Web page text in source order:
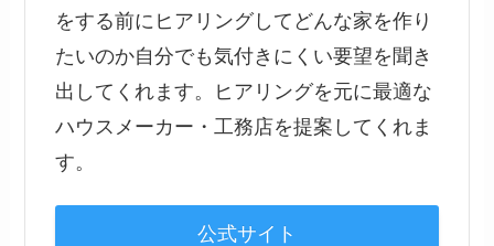
をする前にヒアリングしてどんな家を作り
たいのか自分でも気付きにくい要望を聞き
出してくれます。ヒアリングを元に最適な
ハウスメーカー・工務店を提案してくれま
す。
公式サイト